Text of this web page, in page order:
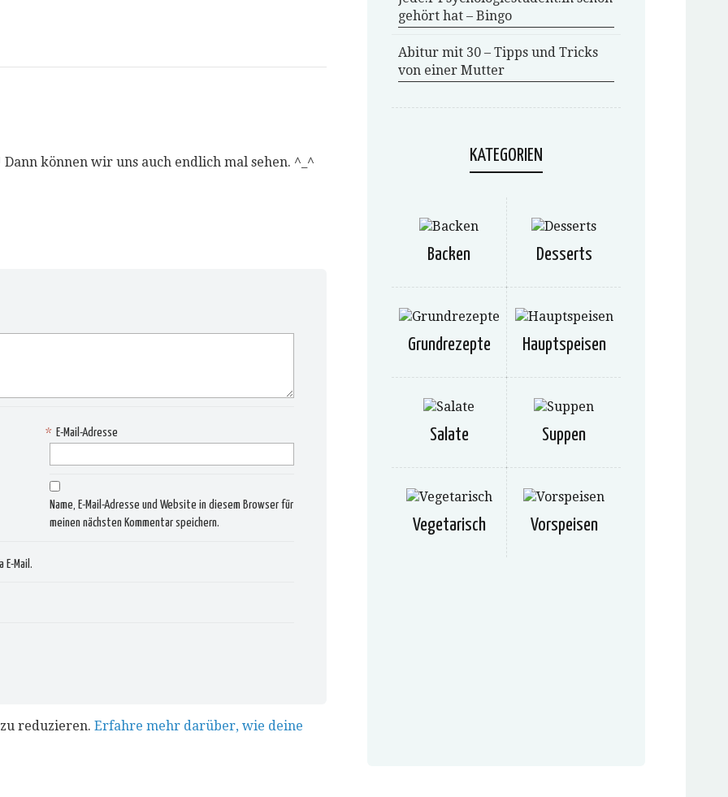
können wir uns auch endlich mal sehen. ^_^
E-Mail-Adresse
*
Name, E-Mail-Adresse und Website in diesem Browser für
meinen nächsten Kommentar speichern.
E-Mail.
reduzieren. Erfahre mehr darüber, wie deine
gehört hat – Bingo
Abitur mit 30 – Tipps und Tricks
von einer Mutter
KATEGORIEN
Backen Desserts
Grundrezepte Hauptspeisen
Salate Suppen
Vegetarisch Vorspeisen